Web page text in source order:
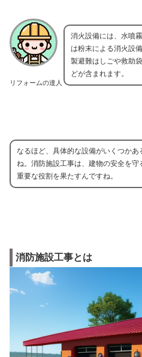
リフォームの達人
消火設備には、水噴
は粉末による消火設
製避難はしごや救助
どが含まれます。
なるほど、具体的な設備がいくつかあ
ね。消防施設工事は、建物の安全を守
重要な役割を果たすんですね。
消防施設工事とは